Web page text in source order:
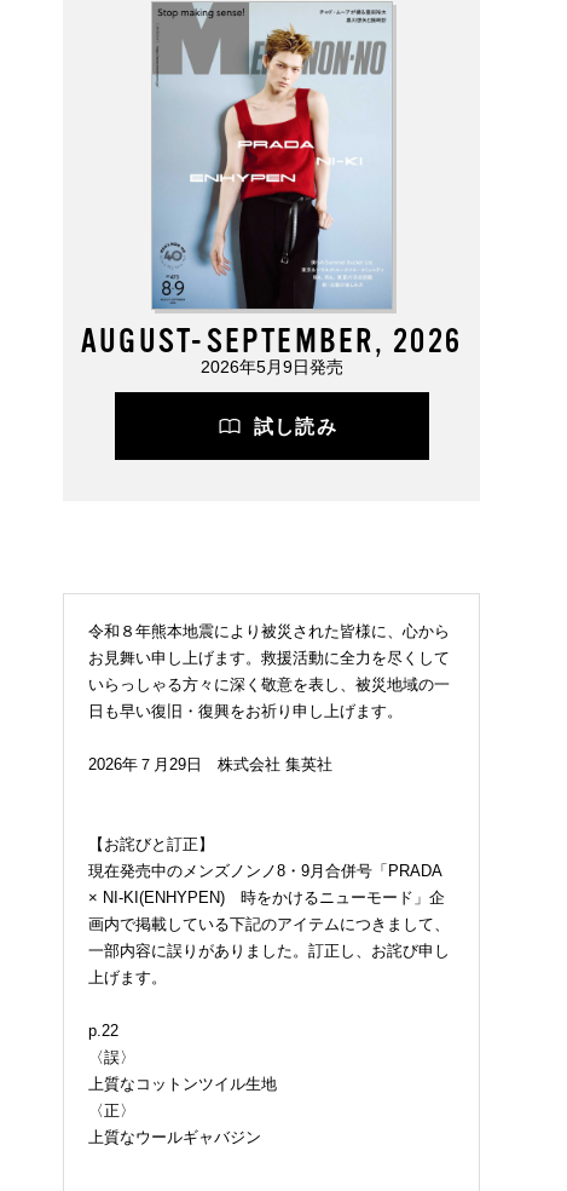
AUGUST-SEPTEMBER, 2026
2026年5月9日発売
試し読み
令和８年熊本地震により被災された皆様に、心から
お見舞い申し上げます。救援活動に全力を尽くして
いらっしゃる方々に深く敬意を表し、被災地域の一
日も早い復旧・復興をお祈り申し上げます。
2026年７月29日 株式会社 集英社
【お詫びと訂正】
現在発売中のメンズノンノ8・9月合併号「PRADA
× NI-KI(ENHYPEN) 時をかけるニューモード」企
画内で掲載している下記のアイテムにつきまして、
一部内容に誤りがありました。訂正し、お詫び申し
上げます。
p.22
〈誤〉
上質なコットンツイル生地
〈正〉
上質なウールギャバジン